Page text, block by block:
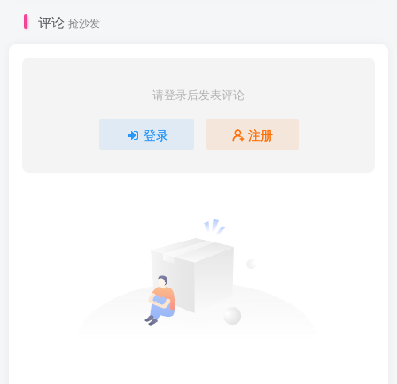
评论 抢沙发
请登录后发表评论
登录 注册